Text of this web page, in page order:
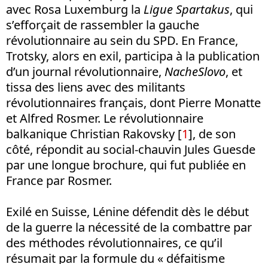
avec Rosa Luxemburg la Ligue Spartakus, qui
s’efforçait de rassembler la gauche
révolutionnaire au sein du SPD. En France,
Trotsky, alors en exil, participa à la publication
d’un journal révolutionnaire, NacheSlovo, et
tissa des liens avec des militants
révolutionnaires français, dont Pierre Monatte
et Alfred Rosmer. Le révolutionnaire
balkanique Christian Rakovsky [1], de son
côté, répondit au social-chauvin Jules Guesde
par une longue brochure, qui fut publiée en
France par Rosmer.
Exilé en Suisse, Lénine défendit dès le début
de la guerre la nécessité de la combattre par
des méthodes révolutionnaires, ce qu’il
résumait par la formule du « défaitisme